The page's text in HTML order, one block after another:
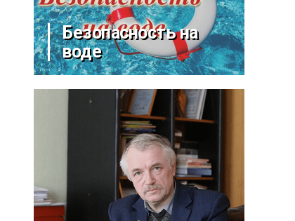
Безопасность на
воде